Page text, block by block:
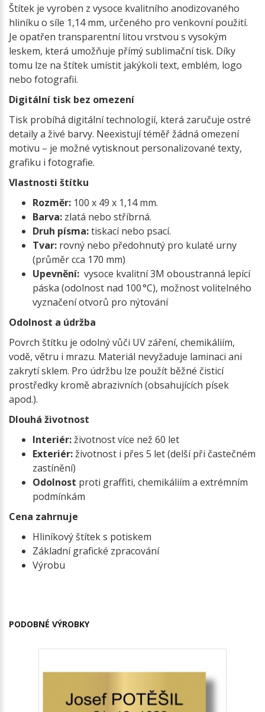
Štítek je vyroben z vysoce kvalitního anodizovaného
hliníku o síle 1,14 mm, určeného pro venkovní použití.
Je opatřen transparentní litou vrstvou s vysokým
leskem, která umožňuje přímý sublimační tisk. Díky
tomu lze na štítek umístit jakýkoli text, emblém, logo
nebo fotografii.
Digitální tisk bez omezení
Tisk probíhá digitální technologií, která zaručuje ostré
detaily a živé barvy. Neexistují téměř žádná omezení
motivu – je možné vytisknout personalizované texty,
grafiku i fotografie.
Vlastnosti štítku
Rozměr: 100 x 49 x 1,14 mm.
Barva: zlatá nebo stříbrná.
Druh písma:tiskací nebo psací.
Tvar: rovný nebo předohnutý pro kulaté urny
(průměr cca 170 mm)
Upevnění: vysoce kvalitní 3M oboustranná lepící
páska (odolnost nad 100 °C), možnost volitelného
vyznačení otvorů pro nýtování
Odolnost a údržba
Povrch štítku je odolný vůči UV záření, chemikáliím,
vodě, větru i mrazu. Materiál nevyžaduje laminaci ani
zakrytí sklem. Pro údržbu lze použít běžné čisticí
prostředky kromě abrazivních (obsahujících písek
apod.).
Dlouhá životnost
Interiér:životnost více než 60 let
Exteriér:životnost i přes 5 let (delší při častečném
zastínění)
Odolnost proti graffiti, chemikáliím a extrémním
podmínkám
Cena zahrnuje
Hliníkový štítek s potiskem
Základní grafické zpracování
Výrobu
PODOBNÉ VÝROBKY